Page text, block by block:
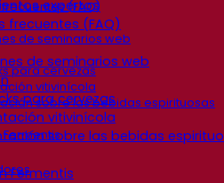
(FAQ)
de seminarios web
para cervezas
vitivinícola
sobre las bebidas espirituosas
expertos
frecuentes (FAQ)
de seminarios web
para cervezas
vitivinícola
sobre las bebidas
Fermentis